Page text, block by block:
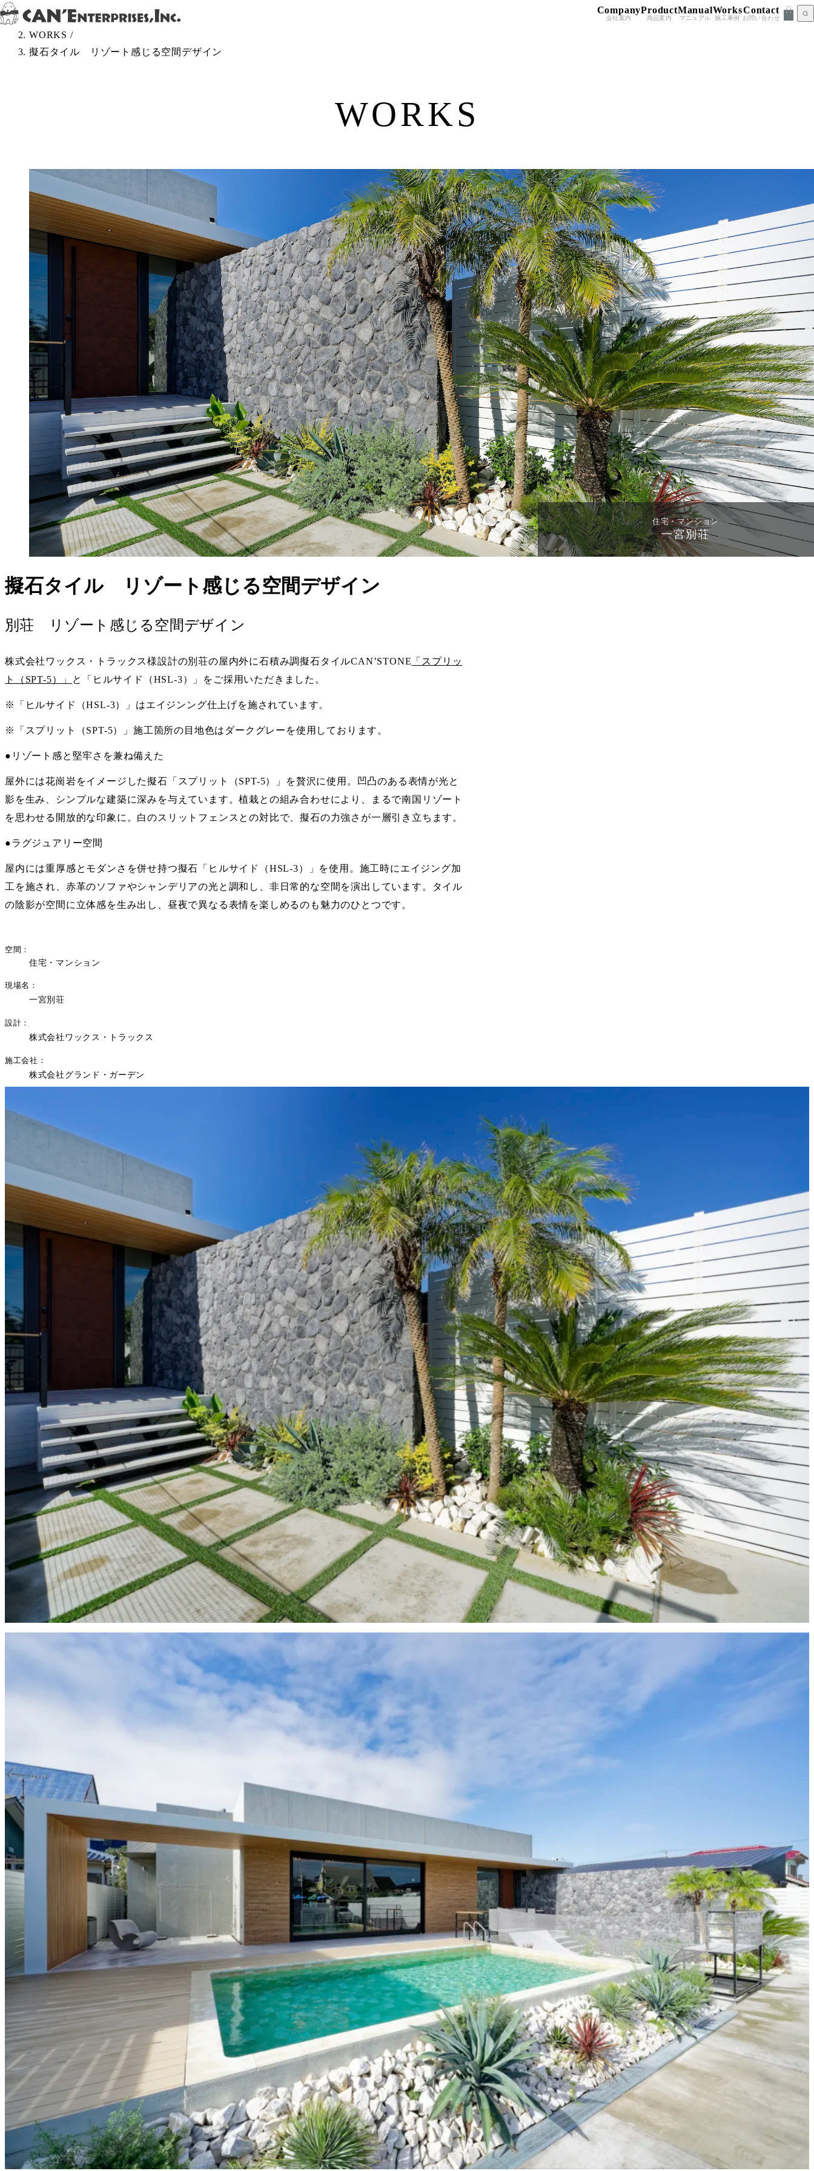
Skip to content
Company
会社案内
Product
商品案内
Manual
マニュアル
Works
施工事例
Contact
お問い合わせ
TOP /
WORKS /
擬石タイル リゾート感じる空間デザイン
WORKS
住宅・マンション
一宮別荘
擬石タイル リゾート感じる空間デザイン
別荘 リゾート感じる空間デザイン
株式会社ワックス・トラックス様設計の別荘の屋内外に石積み調擬石タイルCAN’STONE 「スプリッ
ト（SPT-5）」
と「ヒルサイド（HSL-3）」をご採用いただきました。
※「ヒルサイド（HSL-3）」はエイジンング仕上げを施されています。
※「スプリット（SPT-5）」施工箇所の目地色はダークグレーを使用しております。
●リゾート感と堅牢さを兼ね備えた
屋外には花崗岩をイメージした擬石「スプリット（SPT-5）」を贅沢に使用。凹凸のある表情が光と
影を生み、シンプルな建築に深みを与えています。植栽との組み合わせにより、まるで南国リゾート
を思わせる開放的な印象に。白のスリットフェンスとの対比で、擬石の力強さが一層引き立ちます。
●ラグジュアリー空間
屋内には重厚感とモダンさを併せ持つ擬石「ヒルサイド（HSL-3）」を使用。施工時にエイジング加
工を施され、赤革のソファやシャンデリアの光と調和し、非日常的な空間を演出しています。タイル
の陰影が空間に立体感を生み出し、昼夜で異なる表情を楽しめるのも魅力のひとつです。
空間
住宅・マンション
現場名
一宮別荘
設計
株式会社ワックス・トラックス
施工会社
株式会社グランド・ガーデン